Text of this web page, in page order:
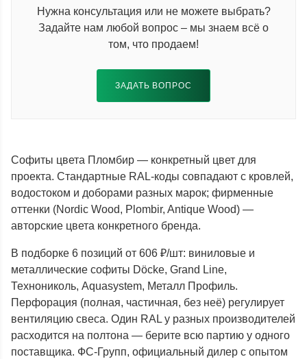
Нужна консультация или не можете выбрать?
Задайте нам любой вопрос – мы знаем всё о
том, что продаем!
ЗАДАТЬ ВОПРОС
Софиты цвета Пломбир — конкретный цвет для
проекта. Стандартные RAL-коды совпадают с кровлей,
водостоком и доборами разных марок; фирменные
оттенки (Nordic Wood, Plombir, Antique Wood) —
авторские цвета конкретного бренда.
В подборке 6 позиций от 606 ₽/шт: виниловые и
металлические софиты Döcke, Grand Line,
Технониколь, Aquasystem, Металл Профиль.
Перфорация (полная, частичная, без неё) регулирует
вентиляцию свеса. Один RAL у разных производителей
расходится на полтона — берите всю партию у одного
поставщика. ФС-Групп, официальный дилер с опытом